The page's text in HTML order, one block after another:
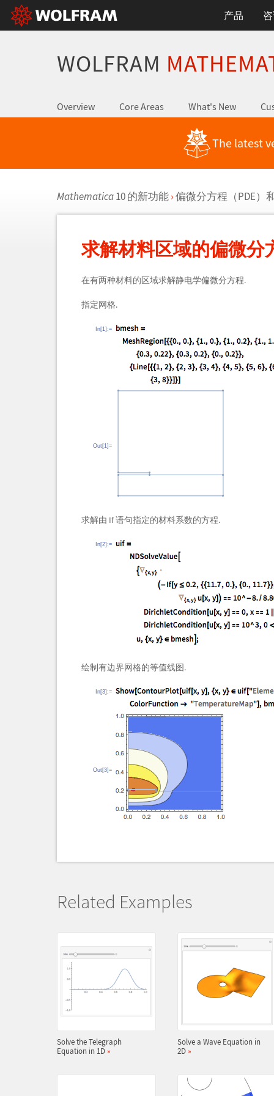
产品
WOLFRAM
Overview Core Areas What's New
The latest
Mathematica10 的新功能 ›偏微分方程（PDE）
求解材料区域的偏微分
在有两种材料的区域求解静电学偏微分方程.
指定网格.
In[1]:=
Out[1]=
求解由 If 语句指定的材料系数的方程.
In[2]:=
绘制有边界网格的等值线图.
In[3]:=
Out[3]=
Related Examples
Solve the Telegraph
Equation in 1D »
Solve a Wave Equation in
2D »